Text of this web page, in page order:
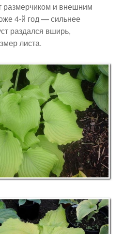
размерчиком и внешним
4-й год — сильнее
раздался вширь,
листа.